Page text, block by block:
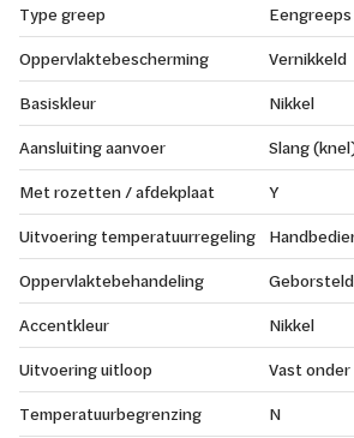
Type greep
Eengreeps
Oppervlaktebescherming
Vernikkeld
Basiskleur
Nikkel
Aansluiting aanvoer
Slang
Met rozetten / afdekplaat
Y
Uitvoering temperatuurregeling
Oppervlaktebehandeling
Geborsteld
Accentkleur
Nikkel
Uitvoering uitloop
Vast onder
Temperatuurbegrenzing
N